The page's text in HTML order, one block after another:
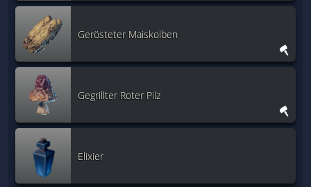
Gerösteter Maiskolben
Gegrillter Roter Pilz
Elixier